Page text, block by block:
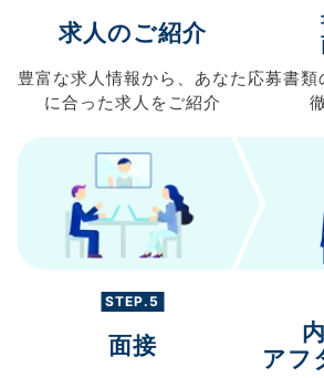
求人のご紹介
豊富な求人情報から、 あなた
に合った求人を ご紹介
応募書類
STEP.5
面接
アフ